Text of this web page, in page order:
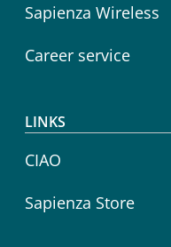
Sapienza Wireless
Career service
LINKS
CIAO
Sapienza Store